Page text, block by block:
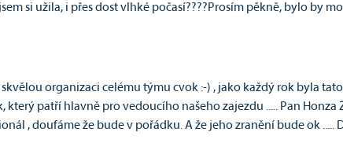
si užila, i přes dost vlhké počasí????Prosím pěkně, bylo by
organizaci celému týmu cvok :-) , jako každý rok byla
který patří­ hlavně pro vedoucího našeho zajezdu ..... Pan
, doufáme že bude v pořádku. A že jeho zranění­ bude ok .....